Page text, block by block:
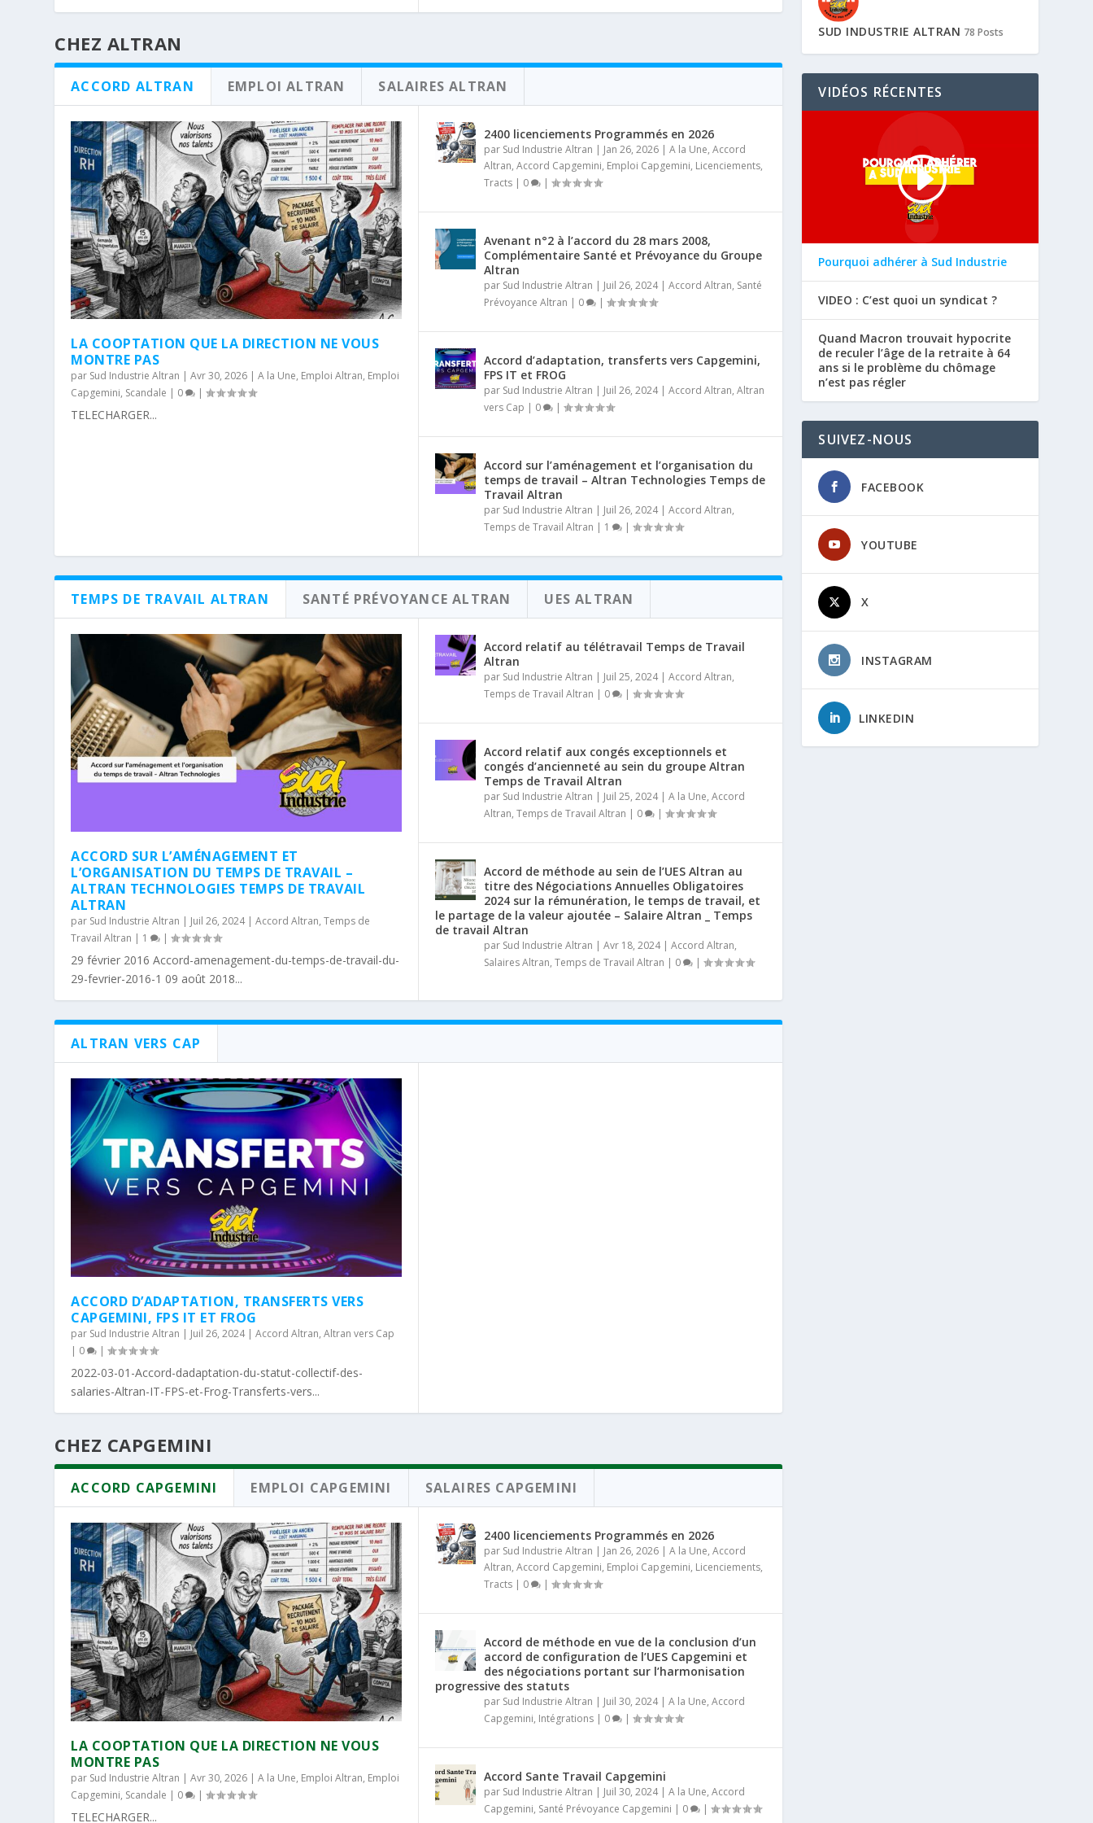
CHEZ ALTRAN
ACCORD ALTRAN EMPLOI ALTRAN SALAIRES ALTRAN
LA COOPTATION QUE LA DIRECTION NE VOUS
MONTRE PAS
par Sud Industrie Altran |Avr 30, 2026 |A la Une, Emploi Altran, Emploi
Capgemini, Scandale | 0 |
TELECHARGER...
2400 licenciements Programmés en 2026
par Sud Industrie Altran | Jan 26, 2026| A la Une, Accord
Altran, Accord Capgemini, Emploi Capgemini, Licenciements,
Tracts| 0 |
Avenant n°2 à l’accord du 28 mars 2008,
Complémentaire Santé et Prévoyance du Groupe
Altran
par Sud Industrie Altran | Juil 26, 2024| Accord Altran, Santé
Prévoyance Altran | 0 |
Accord d’adaptation, transferts vers Capgemini,
FPS IT et FROG
par Sud Industrie Altran | Juil 26, 2024| Accord Altran, Altran
vers Cap | 0 |
Accord sur l’aménagement et l’organisation du
temps de travail – Altran Technologies Temps de
Travail Altran
par Sud Industrie Altran | Juil 26, 2024| Accord Altran,
Temps de Travail Altran | 1 |
TEMPS DE TRAVAIL ALTRAN SANTÉ PRÉVOYANCE ALTRAN UES ALTRAN
ACCORD SUR L’AMÉNAGEMENT ET
L’ORGANISATION DU TEMPS DE TRAVAIL –
ALTRAN TECHNOLOGIES TEMPS DE TRAVAIL
ALTRAN
par Sud Industrie Altran | Juil 26, 2024|Accord Altran,Temps de
Travail Altran | 1 |
29 février 2016 Accord-amenagement-du-temps-de-travail-du-
29-fevrier-2016-1 09 août 2018...
Accord relatif au télétravail Temps de Travail
Altran
par Sud Industrie Altran | Juil 25, 2024| Accord Altran,
Temps de Travail Altran | 0 |
Accord relatif aux congés exceptionnels et
congés d’ancienneté au sein du groupe Altran
Temps de Travail Altran
par Sud Industrie Altran | Juil 25, 2024| A la Une, Accord
Altran, Temps de Travail Altran | 0 |
Accord de méthode au sein de l’UES Altran au
titre des Négociations Annuelles Obligatoires
2024 sur la rémunération, le temps de travail, et
le partage de la valeur ajoutée – Salaire Altran _ Temps
de travail Altran
par Sud Industrie Altran | Avr 18, 2024| Accord Altran,
Salaires Altran, Temps de Travail Altran | 0 |
ALTRAN VERS CAP
ACCORD D’ADAPTATION, TRANSFERTS VERS
CAPGEMINI, FPS IT ET FROG
par Sud Industrie Altran | Juil 26, 2024|Accord Altran,Altran vers Cap
| 0 |
2022-03-01-Accord-dadaptation-du-statut-collectif-des-
salaries-Altran-IT-FPS-et-Frog-Transferts-vers...
CHEZ CAPGEMINI
ACCORD CAPGEMINI EMPLOI CAPGEMINI SALAIRES CAPGEMINI
LA COOPTATION QUE LA DIRECTION NE VOUS
MONTRE PAS
par Sud Industrie Altran |Avr 30, 2026 |A la Une, Emploi Altran, Emploi
Capgemini, Scandale | 0 |
TELECHARGER...
2400 licenciements Programmés en 2026
par Sud Industrie Altran | Jan 26, 2026| A la Une, Accord
Altran, Accord Capgemini, Emploi Capgemini, Licenciements,
Tracts| 0 |
Accord de méthode en vue de la conclusion d’un
accord de configuration de l’UES Capgemini et
des négociations portant sur l’harmonisation
progressive des statuts
par Sud Industrie Altran | Juil 30, 2024| A la Une, Accord
Capgemini, Intégrations| 0 |
Accord Sante Travail Capgemini
par Sud Industrie Altran | Juil 30, 2024| A la Une, Accord
Capgemini, Santé Prévoyance Capgemini | 0 |
SUD INDUSTRIE ALTRAN 78 Posts
VIDÉOS RÉCENTES
Pourquoi adhérer à Sud Industrie
VIDEO : C’est quoi un syndicat ?
Quand Macron trouvait hypocrite
de reculer l’âge de la retraite à 64
ans si le problème du chômage
n’est pas régler
SUIVEZ-NOUS
FACEBOOK
YOUTUBE
X
INSTAGRAM
LINKEDIN